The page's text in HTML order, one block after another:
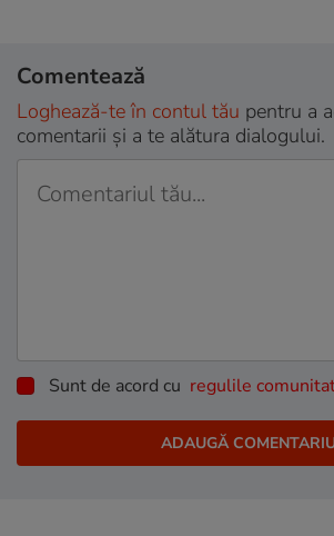
Comentează
Loghează-te în contul tău pentru a
comentarii și a te alătura dialogului.
Sunt de acord cu regulile